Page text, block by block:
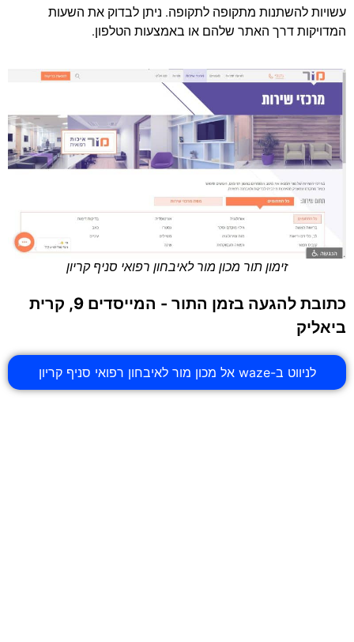
עשויות להשתנות מתקופה לתקופה. ניתן לבדוק את השעות
המדויקות דרך האתר שלהם או באמצעות הטלפון.
זימון תור מכון מור לאיבחון רפואי סניף קריון
כתובת להגעה בזמן התור - המייסדים 9, קרית
ביאליק
לניווט ב-waze אל מכון מור לאיבחון רפואי סניף קריון